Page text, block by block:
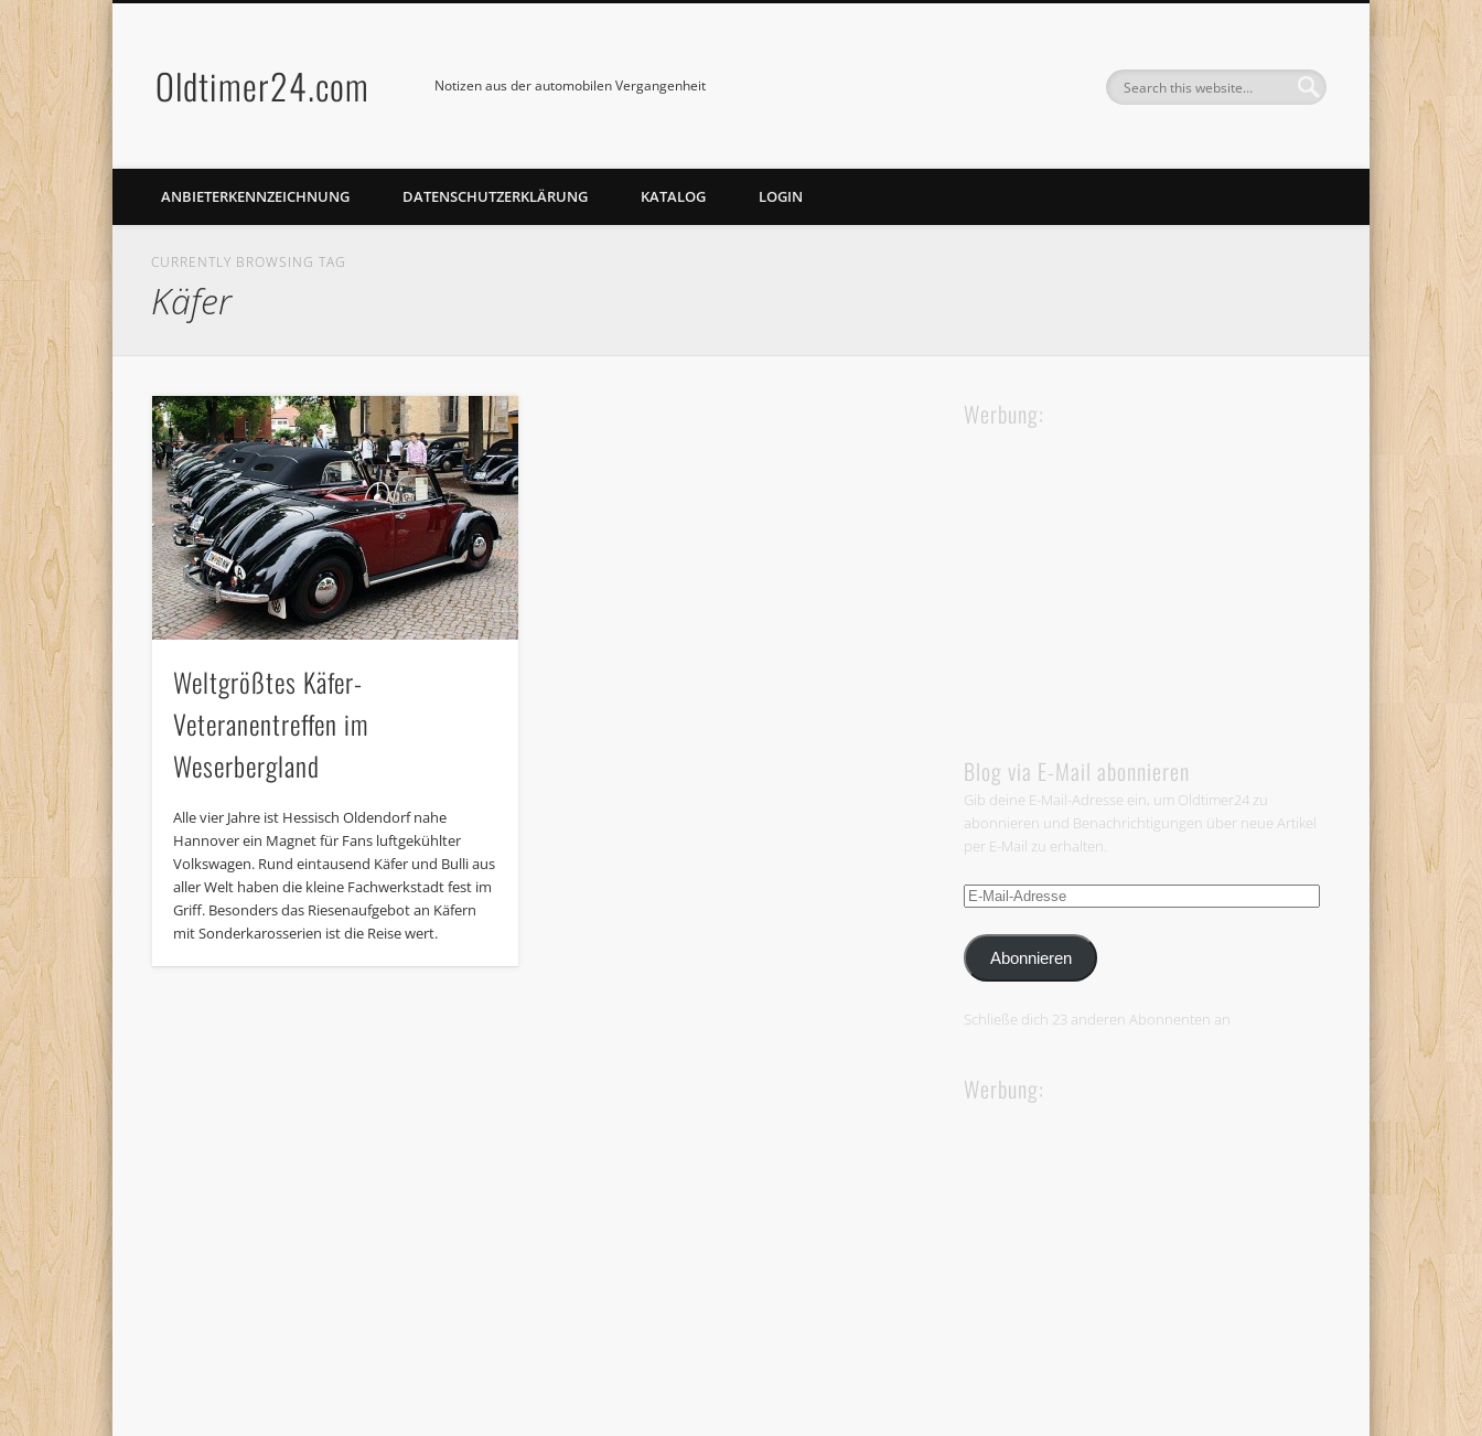
Oldtimer24.com Notizen aus der automobilen Vergangenheit
ANBIETERKENNZEICHNUNG DATENSCHUTZERKLÄRUNG KATALOG LOGIN
CURRENTLY BROWSING TAG
Käfer
Weltgrößtes Käfer-
Veteranentreffen im
Weserbergland
Alle vier Jahre ist Hessisch Oldendorf nahe
Hannover ein Magnet für Fans luftgekühlter
Volkswagen. Rund eintausend Käfer und Bulli aus
aller Welt haben die kleine Fachwerkstadt fest im
Griff. Besonders das Riesenaufgebot an Käfern
mit Sonderkarosserien ist die Reise wert.
Werbung:
Blog via E-Mail abonnieren
Gib deine E-Mail-Adresse ein, um Oldtimer24 zu
abonnieren und Benachrichtigungen über neue Artikel
per E-Mail zu erhalten.
E-
Adresse
Abonnieren
Schließe dich 23 anderen Abonnenten an
Werbung: